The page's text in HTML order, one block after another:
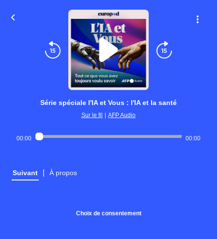
Série spéciale l'IA et Vous : l'IA et la santé
Sur le fil AFP Audio
00:00 00:00
Suivant À propos
Choix de consentement